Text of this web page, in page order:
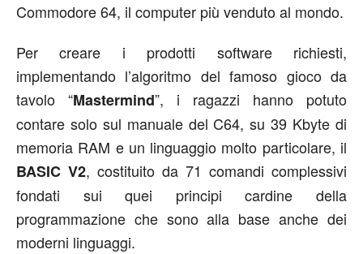
Commodore 64, il computer più venduto al mondo.
Per creare i prodotti software richiesti,
implementando l’algoritmo del famoso gioco da
tavolo “Mastermind”, i ragazzi hanno potuto
contare solo sul manuale del C64, su 39 Kbyte di
memoria RAM e un linguaggio molto particolare, il
BASIC V2, costituito da 71 comandi complessivi
fondati sui quei principi cardine della
programmazione che sono alla base anche dei
moderni linguaggi.